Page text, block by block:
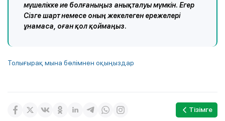
мүшелікке ие болғаныңыз анықталуы мүмкін. Егер
Сізге шарт немесе оның жекелеген ережелері
ұнамаса, оған қол қоймаңыз.
Толығырақ мына бөлімнен оқыңыздар
Тізімге